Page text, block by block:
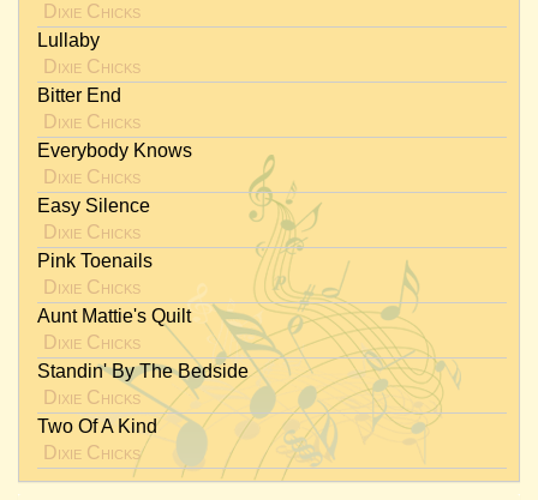
Dixie Chicks
Lullaby
Dixie Chicks
Bitter End
Dixie Chicks
Everybody Knows
Dixie Chicks
Easy Silence
Dixie Chicks
Pink Toenails
Dixie Chicks
Aunt Mattie's Quilt
Dixie Chicks
Standin' By The Bedside
Dixie Chicks
Two Of A Kind
Dixie Chicks